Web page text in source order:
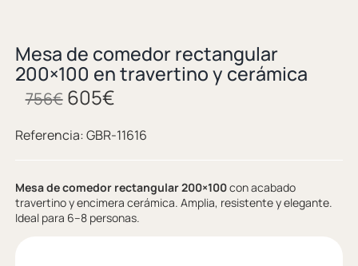
Mesa de comedor rectangular
200×100 en travertino y cerámica
756€ 605€
Referencia:GBR-11616
Mesa de comedor rectangular 200×100con acabado
travertino y encimera cerámica. Amplia, resistente y elegante.
Ideal para 6–8 personas.